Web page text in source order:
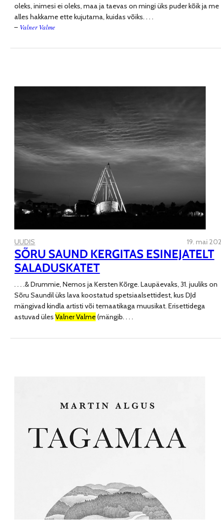
oleks, inimesi ei oleks, maa ja taevas on mingi üks puder kõik ja me
alles hakkame ette kujutama, kuidas võiks. . . .
– Valner Valme
UUDIS 19. mai
SÕRU SAUND KERGITAS ESINEJATELT
SALADUSKATET
. . . .& Drummie, Nemos ja Kersten Kõrge. Laupäevaks, 31. juuliks on
Sõru Saundil üks lava koostatud spetsiaalsettidest, kus DJd
mängivad kindla artisti või temaatikaga muusikat. Erisettidega
astuvad ülesValner Valme(mängib. . . .